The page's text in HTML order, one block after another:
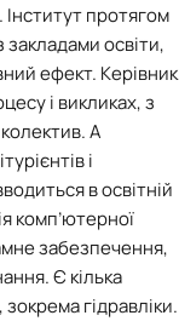
протягом
закладами освіти,
ефект. Керівник
і викликах, з
А
і
в освітній
комп’ютерної
забезпечення,
Є кілька
гідравліки.